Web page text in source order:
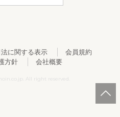
に関する表示
会員規約
方針
会社概要
All right reserved.